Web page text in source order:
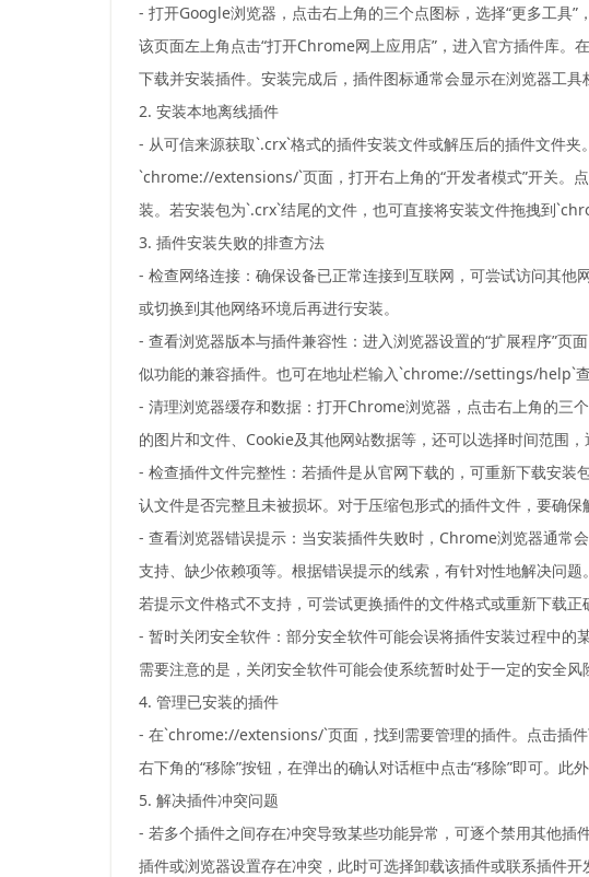
- 打开Google浏览器，点击右上角的三个点图标，选择“更多工具
该页面左上角点击“打开Chrome网上应用店”，进入官方插件库
下载并安装插件。安装完成后，插件图标通常会显示在浏览器工具
2. 安装本地离线插件
- 从可信来源获取`.crx`格式的插件安装文件或解压后的插件文件
`chrome://extensions/`页面，打开右上角的“开发者模式”开关。
装。若安装包为`.crx`结尾的文件，也可直接将安装文件拖拽到
3. 插件安装失败的排查方法
- 检查网络连接：确保设备已正常连接到互联网，可尝试访问其
或切换到其他网络环境后再进行安装。
- 查看浏览器版本与插件兼容性：进入浏览器设置的“扩展程序”
似功能的兼容插件。也可在地址栏输入`chrome://settings/help`
- 清理浏览器缓存和数据：打开Chrome浏览器，点击右上角的三
的图片和文件、Cookie及其他网站数据等，还可以选择时间范围
- 检查插件文件完整性：若插件是从官网下载的，可重新下载安
认文件是否完整且未被损坏。对于压缩包形式的插件文件，要确保
- 查看浏览器错误提示：当安装插件失败时，Chrome浏览器通常
支持、缺少依赖项等。根据错误提示的线索，有针对性地解决问
若提示文件格式不支持，可尝试更换插件的文件格式或重新下载正
- 暂时关闭安全软件：部分安全软件可能会误将插件安装过程中
需要注意的是，关闭安全软件可能会使系统暂时处于一定的安全
4. 管理已安装的插件
- 在`chrome://extensions/`页面，找到需要管理的插件。点击插
右下角的“移除”按钮，在弹出的确认对话框中点击“移除”即可。
5. 解决插件冲突问题
- 若多个插件之间存在冲突导致某些功能异常，可逐个禁用其他
插件或浏览器设置存在冲突，此时可选择卸载该插件或联系插件开